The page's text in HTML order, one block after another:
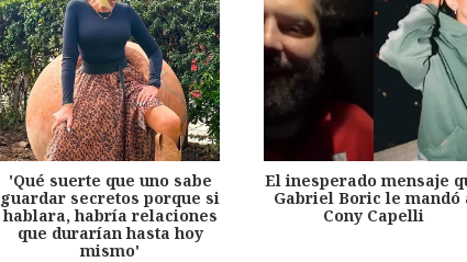
'Qué suerte que uno sabe
guardar secretos porque si
hablara, habría relaciones
que durarían hasta hoy
mismo'
El inesperado mensaje
Gabriel Boric le mandó
Cony Capelli